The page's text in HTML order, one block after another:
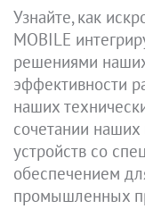
Узнайте, как
MOBILE
решениями
эффективности
наших
сочетании
устройств со
обеспечением
промышленных